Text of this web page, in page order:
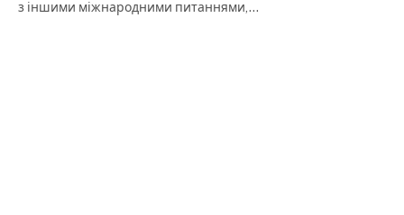
з іншими міжнародними питаннями,…